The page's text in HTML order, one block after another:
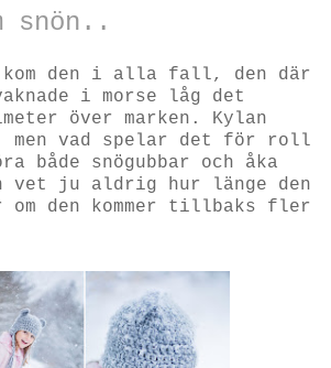
snön..
den i alla fall, den där
i morse låg det
över marken. Kylan
men vad spelar det för roll
både snögubbar och åka
vet ju aldrig hur länge den
den kommer tillbaks fler